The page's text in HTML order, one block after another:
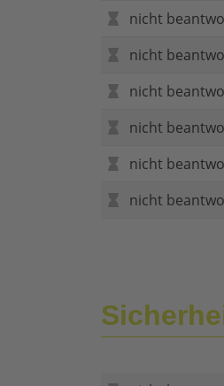
nicht
nicht
nicht
nicht
nicht
nicht